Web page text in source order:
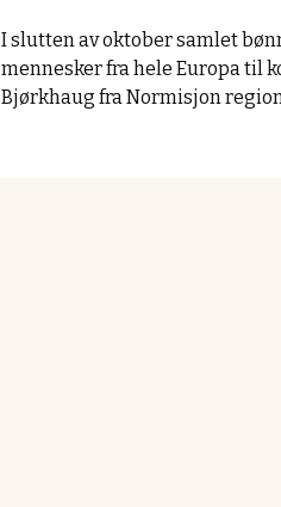
I slutten av oktober samlet
mennesker fra hele Europa til
Bjørkhaug fra Normisjon